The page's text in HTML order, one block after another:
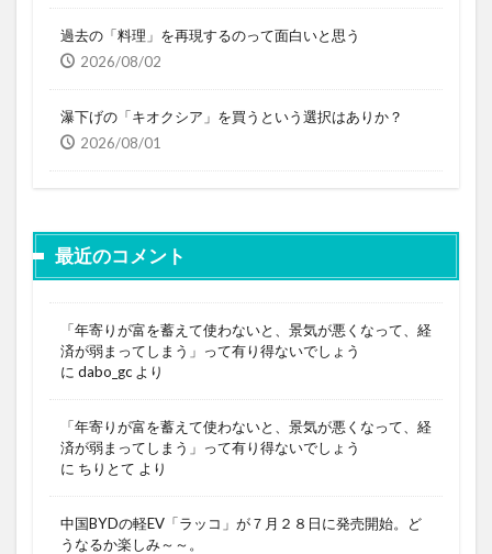
過去の「料理」を再現するのって面白いと思う
2026/08/02
瀑下げの「キオクシア」を買うという選択はありか？
2026/08/01
最近のコメント
「年寄りが富を蓄えて使わないと、景気が悪くなって、経
済が弱まってしまう」って有り得ないでしょう
に dabo_gc より
「年寄りが富を蓄えて使わないと、景気が悪くなって、経
済が弱まってしまう」って有り得ないでしょう
に ちりとて より
中国BYDの軽EV「ラッコ」が７月２８日に発売開始。ど
うなるか楽しみ～～。